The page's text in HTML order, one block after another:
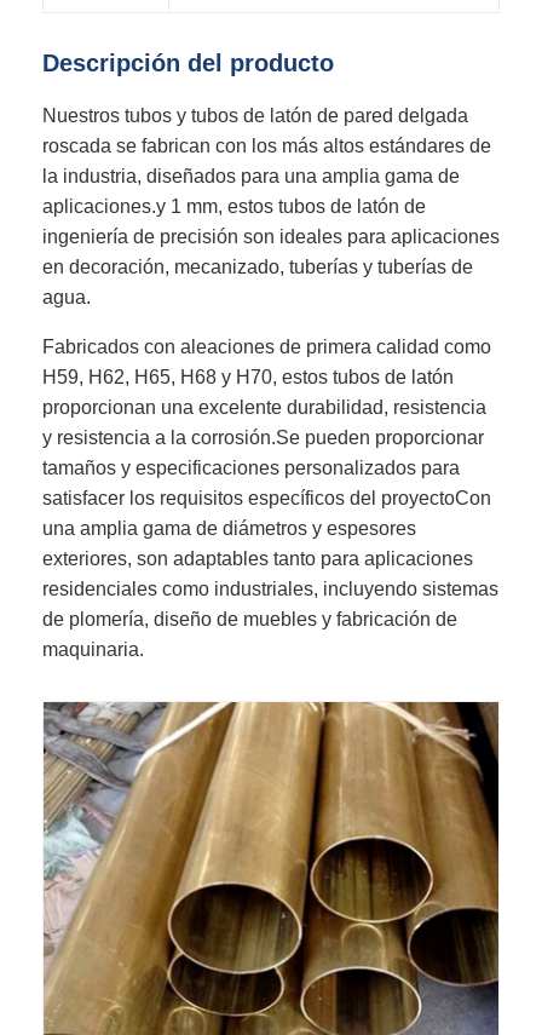
Descripción del producto
Nuestros tubos y tubos de latón de pared delgada
roscada se fabrican con los más altos estándares de
la industria, diseñados para una amplia gama de
aplicaciones.y 1 mm, estos tubos de latón de
ingeniería de precisión son ideales para aplicaciones
en decoración, mecanizado, tuberías y tuberías de
agua.
Fabricados con aleaciones de primera calidad como
H59, H62, H65, H68 y H70, estos tubos de latón
proporcionan una excelente durabilidad, resistencia
y resistencia a la corrosión.Se pueden proporcionar
tamaños y especificaciones personalizados para
satisfacer los requisitos específicos del proyectoCon
una amplia gama de diámetros y espesores
exteriores, son adaptables tanto para aplicaciones
residenciales como industriales, incluyendo sistemas
de plomería, diseño de muebles y fabricación de
maquinaria.